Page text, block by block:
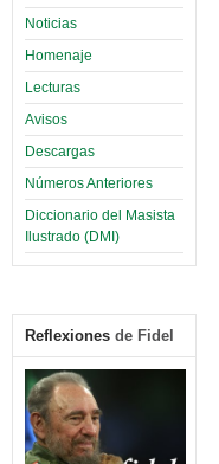
Noticias
Homenaje
Lecturas
Avisos
Descargas
Números Anteriores
Diccionario del Masista
Ilustrado (DMI)
Reflexiones de Fidel